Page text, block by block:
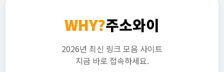
WHY?주소와이
2026년 최신 링크 모음 사이트
지금 바로 접속하세요.